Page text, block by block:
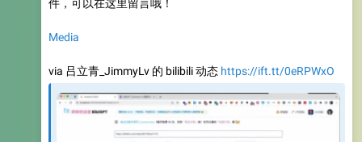
件，可以在这里留言哦！
Media
via 吕立青_JimmyLv 的 bilibili 动态 https://ift.tt/0eRPWxO